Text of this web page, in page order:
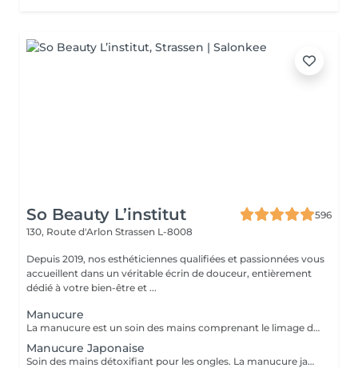
So Beauty L’institut
596
130, Route d'Arlon Strassen L-8008
Depuis 2019, nos esthéticiennes qualifiées et passionnées vous
accueillent dans un véritable écrin de douceur, entièrement
dédié à votre bien-être et ...
Manucure
La manucure est un soin des mains comprenant le limage des ongles, la pousse et la coupe des cuticules, gommage, massage avec crème de soin et application d'un vernis transparent si désiré.
Manucure Japonaise
Soin des mains détoxifiant pour les ongles. La manucure japonaise consiste à polir et nettoyer les ongles en profondeur pour ensuite les nourrir avec une pâte à base de cire d'abeille qui va oxygéner l'ongle. L'ongle ressort brillant naturellement et pour une durée de 3 semaines. Comprend le limage des ongles, la pousse et la coupe des cuticules, polissage, application de la pâte à base de cire d'abeille et de la poudre fixante, gommage, massage avec crème de soin et application d'un vernis transparent si désiré.